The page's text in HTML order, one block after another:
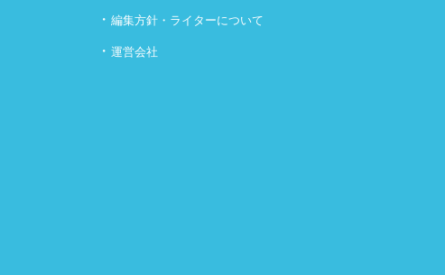
・ 編集方針・ライターについて
・ 運営会社